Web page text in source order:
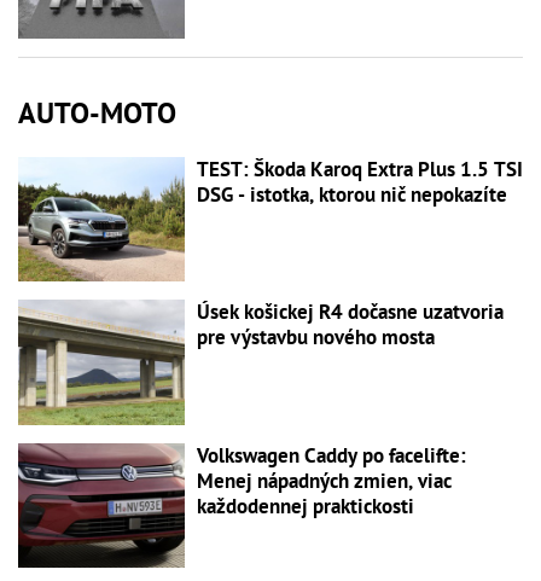
AUTO-MOTO
TEST: Škoda Karoq Extra Plus 1.5 TSI
DSG - istotka, ktorou nič nepokazíte
Úsek košickej R4 dočasne uzatvoria
pre výstavbu nového mosta
Volkswagen Caddy po facelifte:
Menej nápadných zmien, viac
každodennej praktickosti